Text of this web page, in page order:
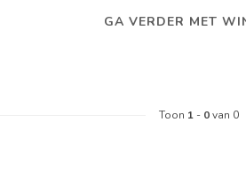
GA VERDER MET
Toon 1 - 0van 0